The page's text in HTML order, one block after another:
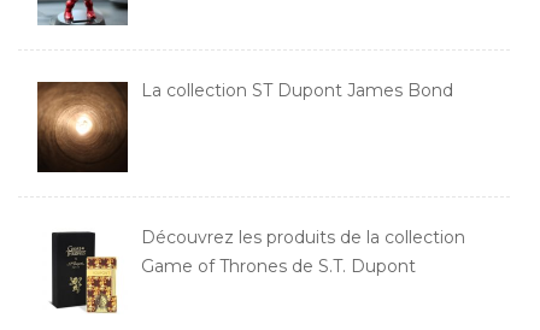
La collection ST Dupont James Bond
Découvrez les produits de la collection
Game of Thrones de S.T. Dupont